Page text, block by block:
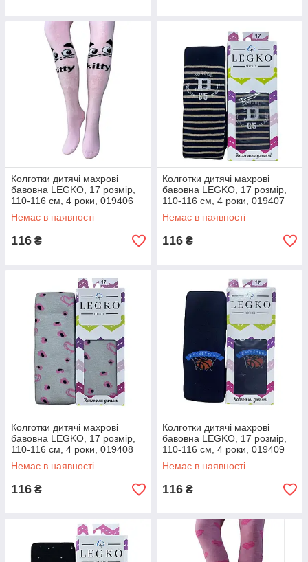
Колготки дитячі махрові
бавовна LEGKO, 17 розмір,
110-116 см, 4 роки, 019406
Немає в наявності
116 ₴
Колготки дитячі махрові
бавовна LEGKO, 17 розмір,
110-116 см, 4 роки, 019407
Немає в наявності
116 ₴
Колготки дитячі махрові
бавовна LEGKO, 17 розмір,
110-116 см, 4 роки, 019408
Немає в наявності
116 ₴
Колготки дитячі махрові
бавовна LEGKO, 17 розмір,
110-116 см, 4 роки, 019409
Немає в наявності
116 ₴